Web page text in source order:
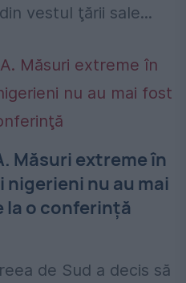
vestul ţării sale...
Măsuri extreme în
nigerieni nu au mai
la o conferinţă
de Sud a decis să